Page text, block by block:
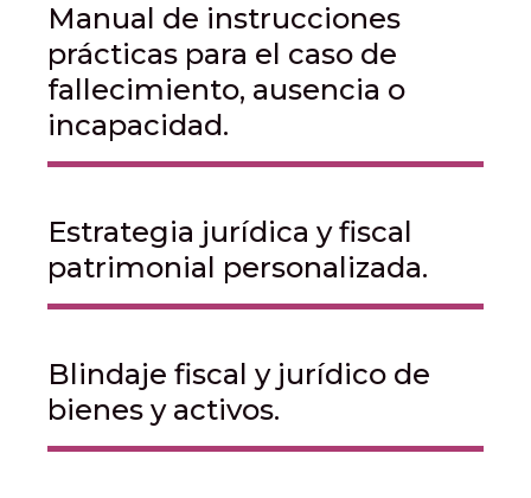
Manual de instrucciones
prácticas para el caso de
fallecimiento, ausencia o
incapacidad.
Estrategia jurídica y fiscal
patrimonial personalizada.
Blindaje fiscal y jurídico de
bienes y activos.